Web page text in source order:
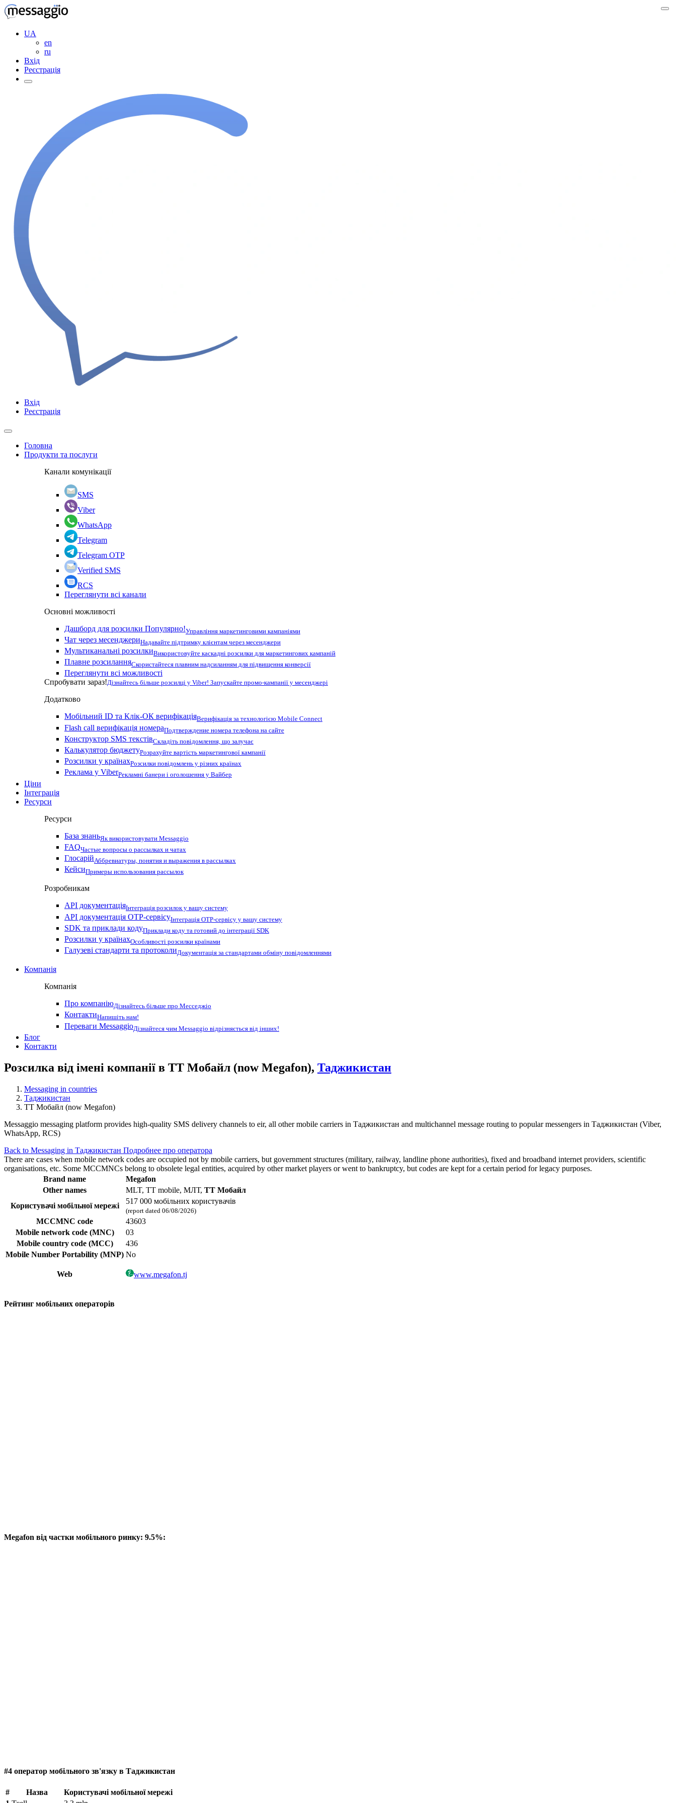
UA
en
ru
Вхід
Реєстрація
Вхід
Реєстрація
Головна
Продукти та послуги
Канали комунікації
SMS
Viber
WhatsApp
Telegram
Telegram OTP
Verified SMS
RCS
Переглянути всі канали
Основні можливості
Дашборд для розсилки Популярно!Управління маркетинговими кампаніями
Чат через месенджериНадавайте підтримку клієнтам через месенджери
Мультиканальні розсилкиВикористовуйте каскадні розсилки для маркетингових кампаній
Плавне розсиланняСкористайтеся плавним надсиланням для підвищення конверсії
Переглянути всі можливості
Спробувати зараз!Дізнайтесь більше розсилці у Viber! Запускайте промо-кампанії у месенджері
Додатково
Мобільний ID та Клік-ОК верифікаціяВерифікація за технологією Mobile Connect
Flash call верифікація номераПодтверждение номера телефона на сайте
Конструктор SMS текстівСкладіть повідомлення, що залучає
Калькулятор бюджетуРозрахуйте вартість маркетингової кампанії
Розсилки у країнахРозсилки повідомлень у різних країнах
Реклама у ViberРекламні банери і оголошення у Вайбер
Ціни
Інтеграція
Ресурси
Ресурси
База знаньЯк використовувати Messaggio
FAQЧастые вопросы о рассылках и чатах
ГлосарійАббревиатуры, понятия и выражения в рассылках
КейсиПримеры использования рассылок
Розробникам
API документаціяІнтеграція розсилок у вашу систему
API документація OTP-сервісуІнтеграція OTP-сервісу у вашу систему
SDK та приклади кодуПриклади коду та готовий до інтеграції SDK
Розсилки у країнахОсобливості розсилки країнами
Галузеві стандарти та протоколиДокументація за стандартами обміну повідомленнями
Компанія
Компанія
Про компаніюДізнайтесь більше про Месседжіо
КонтактиНапишіть нам!
Переваги MessaggioДізнайтеся чим Messaggio відрізняється від інших!
Блог
Контакти
Розсилка від імені компанії в ТТ Мобайл (now Megafon), Таджикистан
Messaging in countries
Таджикистан
ТТ Мобайл (now Megafon)
Messaggio messaging platform provides high-quality SMS delivery channels to eir, all other mobile carriers in Таджикистан and multichannel message routing to popular messengers in Таджикистан (Viber,
WhatsApp, RCS)
Back to Messaging in Таджикистан Подробнее про оператора
There are cases when mobile network codes are occupied not by mobile carriers, but government structures (military, railway, landline phone authorities), fixed and broadband internet providers, scientific
organisations, etc. Some MCCMNCs belong to obsolete legal entities, acquired by other market players or went to bankruptcy, but codes are kept for a certain period for legacy purposes.
Brand name
Megafon
Other names
MLT, TT mobile, МЛТ, ТТ Мобайл
Користувачі мобільної мережі
517 000 мобільних користувачів
(report dated 06/08/2026)
MCCMNC code
43603
Mobile network code (MNC)
03
Mobile country code (MCC)
436
Mobile Number Portability (MNP) No
Web www.megafon.tj
Рейтинг мобільних операторів
Megafon від частки мобільного ринку: 9.5%:
#4 оператор мобільного зв'язку в Таджикистан
# Назва
Користувачі мобільної мережі